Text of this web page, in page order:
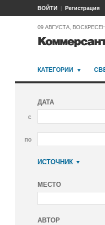
ВОЙТИ Регистрация
09 АВГУСТА,
КАТЕГОРИИ
ДАТА
с
по
ИСТОЧНИК
МЕСТО
АВТОР